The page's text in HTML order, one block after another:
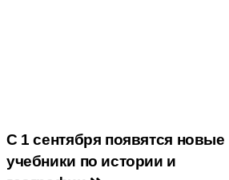
С 1 сентября появятся новые
учебники по истории и